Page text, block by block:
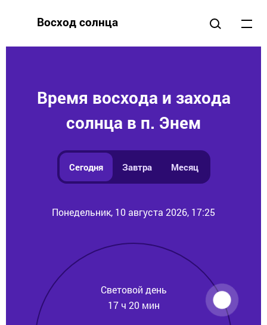
Восход солнца
Время восхода и захода
солнца в п. Энем
Сегодня Завтра Месяц
Понедельник, 10 августа 2026, 17:25
Световой день
17 ч 20 мин